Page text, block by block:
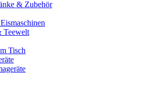
& Zubehör
Teewelt
Tisch